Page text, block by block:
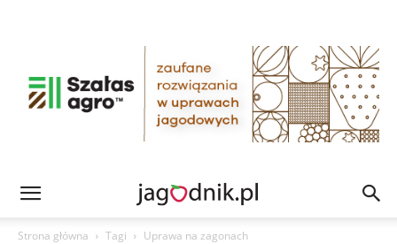
Strona główna Tagi Uprawa na zagonach